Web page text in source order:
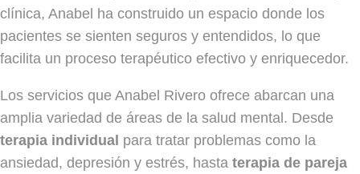
clínica, Anabel ha construido un espacio donde los
pacientes se sienten seguros y entendidos, lo que
facilita un proceso terapéutico efectivo y enriquecedor.
Los servicios que Anabel Rivero ofrece abarcan una
amplia variedad de áreas de la salud mental. Desde
terapia individual para tratar problemas como la
ansiedad, depresión y estrés, hasta terapia de pareja